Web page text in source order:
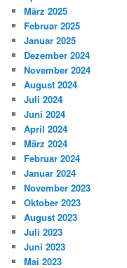
März 2025
Februar 2025
Januar 2025
Dezember 2024
November 2024
August 2024
Juli 2024
Juni 2024
April 2024
März 2024
Februar 2024
Januar 2024
November 2023
Oktober 2023
August 2023
Juli 2023
Juni 2023
Mai 2023